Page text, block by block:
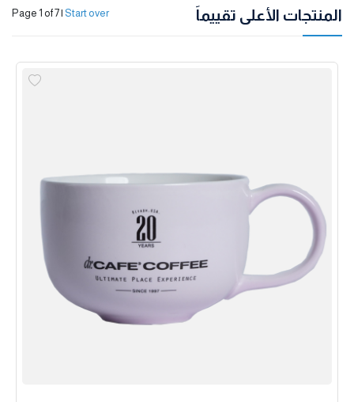
المنتجات الأعلى تقييماً Page 1 of 7| Start over